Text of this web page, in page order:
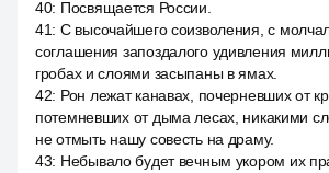
40: Посвящается России.
41: С высочайшего соизволения, с
соглашения запоздалого удивления
гробах и слоями засыпаны в ямах.
42: Рон лежат канавах, почерневших от
потемневших от дыма лесах, никакими
не отмыть нашу совесть на драму.
43: Небывало будет вечным укором их